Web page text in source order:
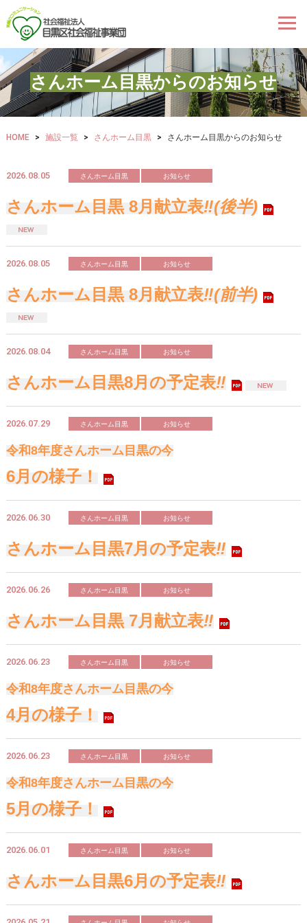
さんホーム目黒からのお知らせ
HOME > 施設一覧 > さんホーム目黒 > さんホーム目黒からのお知らせ
2026.08.05 さんホーム目黒 お知らせ
さんホーム目黒 8月献立表‼(後半)
2026.08.05 さんホーム目黒 お知らせ
さんホーム目黒 8月献立表‼(前半)
2026.08.04 さんホーム目黒 お知らせ
さんホーム目黒8月の予定表‼
2026.07.29 さんホーム目黒 お知らせ
令和8年度さんホーム目黒の今
6月の様子！
2026.06.30 さんホーム目黒 お知らせ
さんホーム目黒7月の予定表‼
2026.06.26 さんホーム目黒 お知らせ
さんホーム目黒 7月献立表‼
2026.06.23 さんホーム目黒 お知らせ
令和8年度さんホーム目黒の今
4月の様子！
2026.06.23 さんホーム目黒 お知らせ
令和8年度さんホーム目黒の今
5月の様子！
2026.06.01 さんホーム目黒 お知らせ
さんホーム目黒6月の予定表‼